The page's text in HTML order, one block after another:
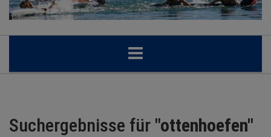
BRANCHEN
Suchergebnisse für "ottenhoefen"